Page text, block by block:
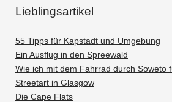
Lieblingsartikel
55 Tipps für Kapstadt und Umgebung
Ein Ausflug in den Spreewald
Wie ich mit dem Fahrrad durch Soweto
Streetart in Glasgow
Die Cape Flats